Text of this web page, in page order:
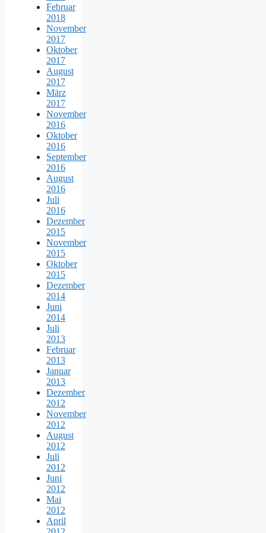
Februar
2018
November
2017
Oktober
2017
August
2017
März
2017
November
2016
Oktober
2016
September
2016
August
2016
Juli
2016
Dezember
2015
November
2015
Oktober
2015
Dezember
2014
Juni
2014
Juli
2013
Februar
2013
Januar
2013
Dezember
2012
November
2012
August
2012
Juli
2012
Juni
2012
Mai
2012
April